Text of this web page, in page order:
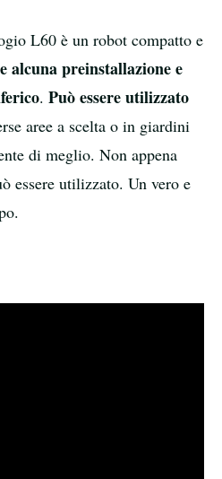
L60 è un robot compatto e
alcuna preinstallazione e
. Può essere utilizzato
aree a scelta o in giardini
di meglio. Non appena
essere utilizzato. Un vero e